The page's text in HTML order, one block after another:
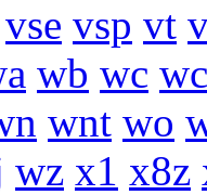
vse vsp vt
wb wc
wnt wo
wz x1 x8z